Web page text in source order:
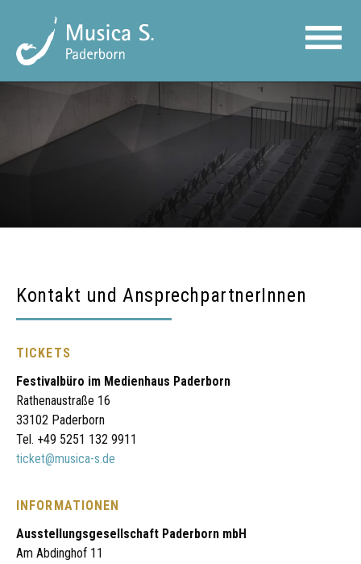
Kontakt und AnsprechpartnerInnen
TICKETS
Festivalbüro im Medienhaus Paderborn
Rathenaustraße 16
33102 Paderborn
Tel. +49 5251 132 9911
ticket@musica-s.de
INFORMATIONEN
Ausstellungsgesellschaft Paderborn mbH
Am Abdinghof 11